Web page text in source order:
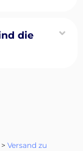
die
> Versand zu